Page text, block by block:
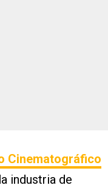
Cinematográfico
industria de